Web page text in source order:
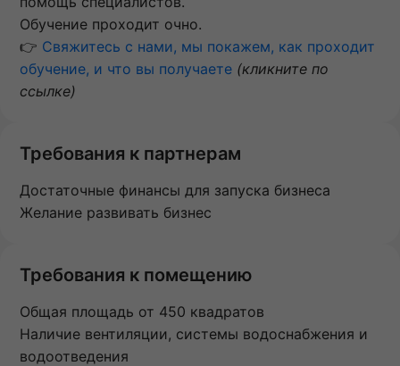
Обучение проходит очно.
👉 Свяжитесь с нами, мы покажем, как проходит
обучение, и что вы получаете (кликните по
ссылке)
Требования к партнерам
Достаточные финансы для запуска бизнеса
Желание развивать бизнес
Требования к помещению
Общая площадь от 450 квадратов
Наличие вентиляции, системы водоснабжения и
водоотведения